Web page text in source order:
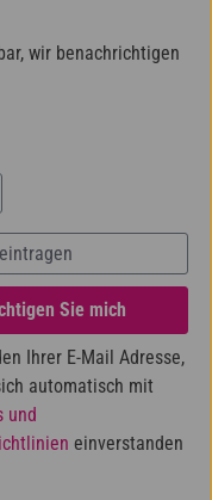
wir benachrichtigen
nicht verfügbar.)
Sie mich
Ihrer E-Mail Adresse,
automatisch mit
und
einverstanden